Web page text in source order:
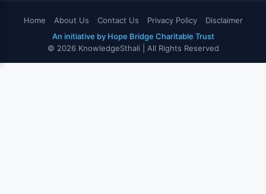
Home About Us Contact Us Privacy Policy
Disclaimer
An initiative by Hope Bridge Charitable Trust
© 2026 KnowledgeSthali | All Rights Reserved